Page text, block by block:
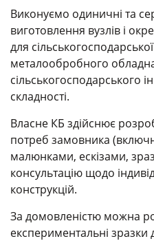
Виконуємо одиничні та
виготовлення вузлів і
для
металообробного
сільськогосподарського
складності.
Власне КБ здійснює
потреб замовника
малюнками, ескізами,
консультацію щодо
конструкцій.
За домовленістю можна
експериментальні